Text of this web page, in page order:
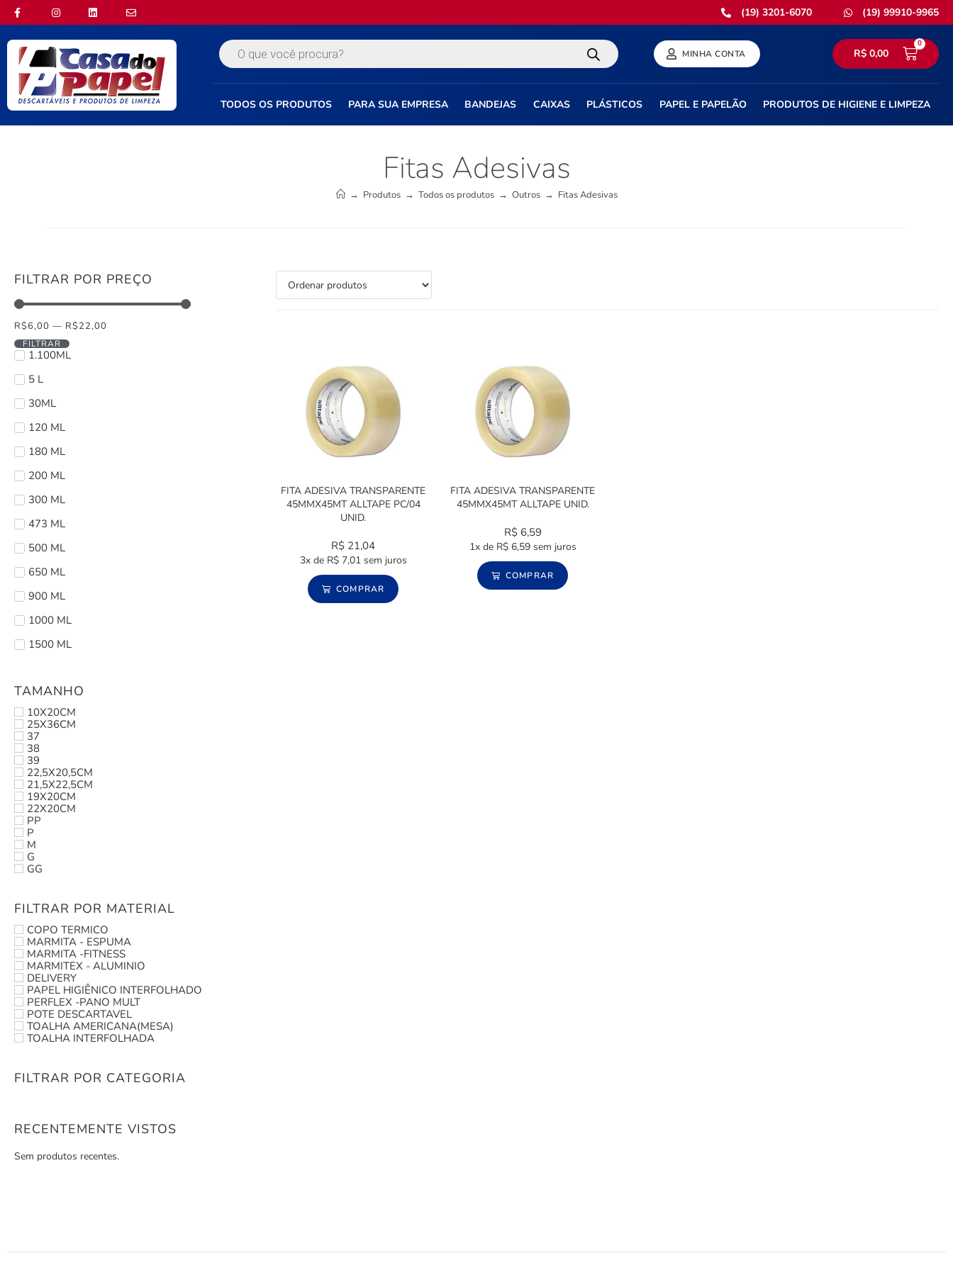
(19) 3201-6070 (19) 99910-9965
MINHA CONTA R$0,00
0
TODOS OS PRODUTOS PARA SUA EMPRESA BANDEJAS CAIXAS PLÁSTICOS PAPEL E PAPELÃO PRODUTOS DE HIGIENE E LIMPEZA
Fitas Adesivas
→ Produtos → Todos os produtos → Outros → Fitas Adesivas
FILTRAR POR PREÇO
R$6,00 — R$22,00
FILTRAR
1.100ML
5 L
30ML
120 ML
180 ML
200 ML
300 ML
473 ML
500 ML
650 ML
900 ML
1000 ML
1500 ML
TAMANHO
10X20CM
25X36CM
37
38
39
22,5X20,5CM
21,5X22,5CM
19X20CM
22X20CM
PP
P
M
G
GG
FILTRAR POR MATERIAL
COPO TERMICO
MARMITA - ESPUMA
MARMITA -FITNESS
MARMITEX - ALUMINIO
DELIVERY
PAPEL HIGIÊNICO INTERFOLHADO
PERFLEX -PANO MULT
POTE DESCARTAVEL
TOALHA AMERICANA(MESA)
TOALHA INTERFOLHADA
FILTRAR POR CATEGORIA
RECENTEMENTE VISTOS
Sem produtos recentes.
FITA ADESIVA TRANSPARENTE
45MMX45MT ALLTAPE PC/04
UNID.
R$ 21,04
3x de R$7,01sem juros
COMPRAR
FITA ADESIVA TRANSPARENTE
45MMX45MT ALLTAPE UNID.
R$6,59
1x de R$6,59sem juros
COMPRAR